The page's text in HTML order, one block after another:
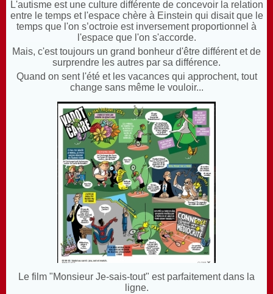
L'autisme est une culture différente de concevoir la relation
entre le temps et l'espace chère à Einstein qui disait que le
temps que l'on s’octroie est inversement proportionnel à
l'espace que l'on s'accorde.
Mais, c'est toujours un grand bonheur d'être différent et de
surprendre les autres par sa différence.
Quand on sent l'été et les vacances qui approchent, tout
change sans même le vouloir...
Le film "Monsieur Je-sais-tout" est parfaitement dans la
ligne.